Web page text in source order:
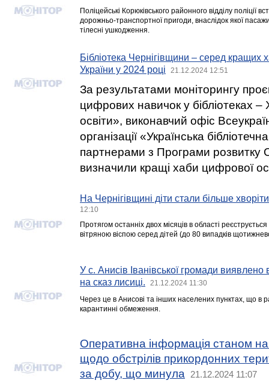
Поліцейські Корюківського районного відділу поліції
дорожньо-транспортної пригоди, внаслідок якої
тілесні ушкодження.
Бібліотека Чернігівщини – серед кращих
України у 2024 році
21.12.2024 12:51
За результатами моніторингу
цифрових навичок у бібліотеках
освіти», виконавчий офіс
організації «Українська
партнерами з Програми розвитку
визначили кращі хаби цифрової
На Чернігівщині діти стали більше
12:10
Протягом останніх двох місяців в області
вітряною віспою серед дітей (до 80 випадків
У с. Анисів Іванівської громади
на сказ лисиці.
21.12.2024 11:30
Через це в Анисові та інших населених пунктах, що в
карантинні обмеження.
Оперативна інформація станом
щодо обстрілів прикордонних
за добу, що минула
21.12.2024 11:07